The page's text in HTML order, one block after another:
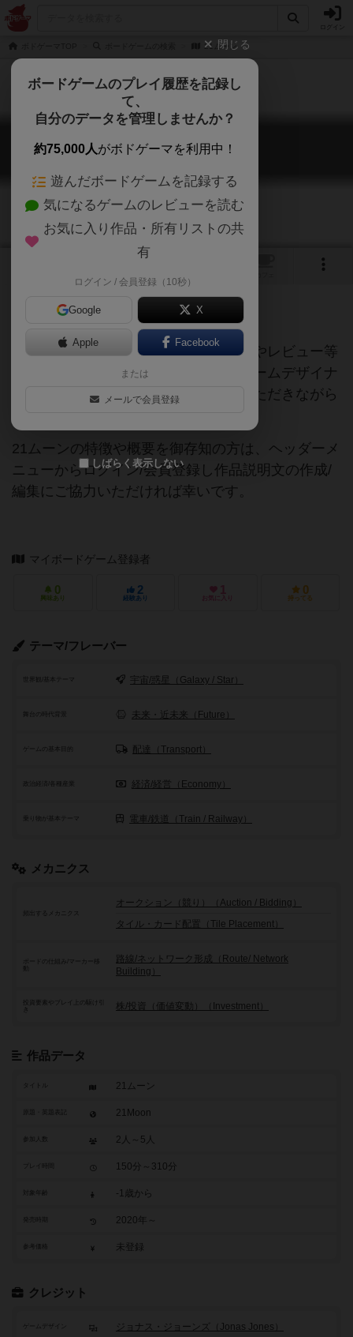
21ムーン
21ムーン
21Moon
ご協力ください
当サイトに掲載されている作品説明文やレビュー等
の情報は、ボドゲーマ運営事務局・ゲームデザイナ
ーご本人様・有志の皆様にご協力をいただきながら
21ムーンの特徴や概要を御存知の方は、ヘッダーメ
ニューからログイン/会員登録し作品説明文の作成/
編集にご協力いただければ幸いです。
マイボードゲーム登録者
0
興味あり
2
経験あり
1
お気に入り
0
持ってる
テーマ/フレーバー
世界観/基本テーマ 宇宙/惑星（Galaxy / Star）
舞台の時代背景 未来・近未来（Future）
ゲームの基本目的 配達（Transport）
政治経済/各種産業 経済/経営（Economy）
乗り物が基本テーマ 電車/鉄道（Train / Railway）
メカニクス
頻出するメカニクス
オークション（競り）（Auction / Bidding）
タイル・カード配置（Tile Placement）
ボードの仕組み/マーカー移
路線/ネットワーク形成（Route/ Network
Building）
投資要素やプレイ上の駆け引
き
株/投資（価値変動）（Investment）
作品データ
タイトル 21ムーン
21Moon
参加人数 2人～5人
150分～310分
-1歳から
2020年～
参考価格 未登録
クレジット
ゲームデザイン ジョナス・ジョーンズ（Jonas Jones）
閉じる
ボードゲームのプレイ履歴を記録し
て、
自分のデータを管理しませんか？
約75,000人がボドゲーマを利用中！
遊んだボードゲームを記録する
気になるゲームのレビューを読む
お気に入り作品・所有リストの共
有
ログイン / 会員登録（10秒）
Google X
Apple Facebook
または
メールで会員登録
しばらく表示しない